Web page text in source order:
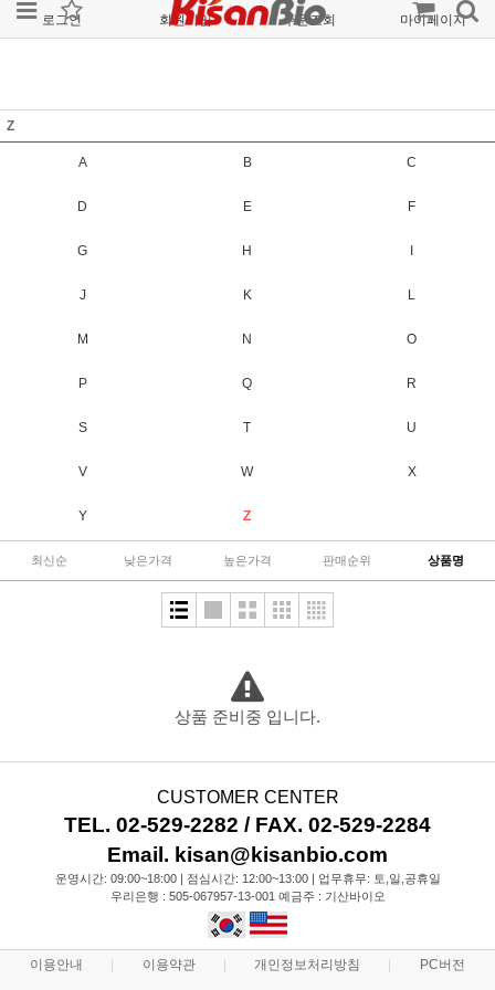
로그인 회원가입 주문조회 마이페이지
Z
A B C
D E F
G H
J K L
M N O
P Q R
S T U
V W X
Y Z
최신순 낮은가격 높은가격 판매순위 상품명
상품 준비중 입니다.
CUSTOMER CENTER
TEL. 02-529-2282 / FAX. 02-529-2284
Email. kisan@kisanbio.com
운영시간: 09:00~18:00 | 점심시간: 12:00~13:00 | 업무휴무: 토,일,공휴일
우리은행 : 505-067957-13-001 예금주 : 기산바이오
이용안내 이용약관 개인정보처리방침 PC버전